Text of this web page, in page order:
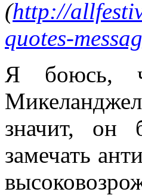
(http://
quotes-
Я боюсь,
значит, он
замечать